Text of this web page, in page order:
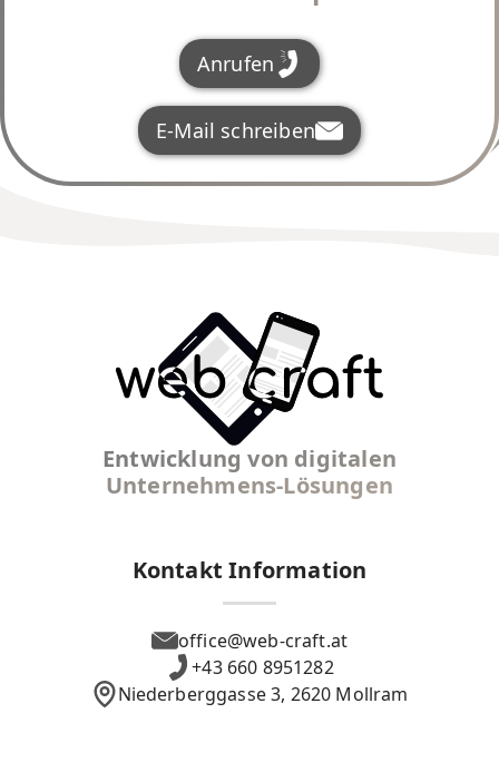
Anrufen
E-Mail schreiben
Entwicklung von digitalen
Unternehmens-Lösungen
Kontakt Information
office@web-craft.at
+43 660 8951282
Niederberggasse 3, 2620 Mollram